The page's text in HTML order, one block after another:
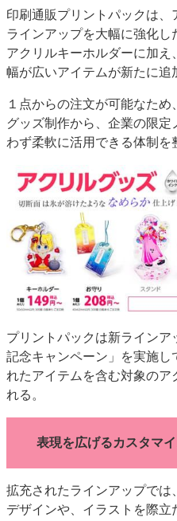
市場・統計
特集記事カテゴリー一覧
2022 見える化・MIS特集
JAPAN PACK 2023 特集
中古印刷
特集・デジタル印刷 ～ 新成長軌道を描
発刊案内
JFPI印刷用語集
会社案内
購読・購入申し
お問い合わせ
印刷通販プリントパックは
ラインアップを大幅に強化
アクリルキーホルダーに加
幅が広いアイテムが新たに追
１点からの注文が可能なた
グッズ制作から、企業の限
わず柔軟に活用できる体制を
プリントパックは新ライン
記念キャンペーン」を実施し
れたアイテムを含む対象のア
れる。
表現を広げるカスタマ
拡充されたラインアップでは
デザインや、イラストを際